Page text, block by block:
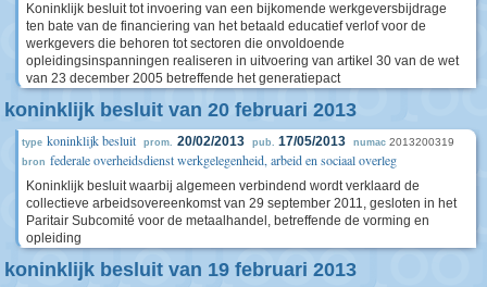
Koninklijk besluit tot invoering van een bijkomende werkgeversbijdrage
ten bate van de financiering van het betaald educatief verlof voor de
werkgevers die behoren tot sectoren die onvoldoende
opleidingsinspanningen realiseren in uitvoering van artikel 30 van de wet
van 23 december 2005 betreffende het generatiepact
koninklijk besluit van 20 februari 2013
type koninklijk besluit prom. 20/02/2013 pub. 17/05/2013 numac 2013200319
bron federale overheidsdienst werkgelegenheid, arbeid en sociaal overleg
Koninklijk besluit waarbij algemeen verbindend wordt verklaard de
collectieve arbeidsovereenkomst van 29 september 2011, gesloten in het
Paritair Subcomité voor de metaalhandel, betreffende de vorming en
opleiding
koninklijk besluit van 19 februari 2013